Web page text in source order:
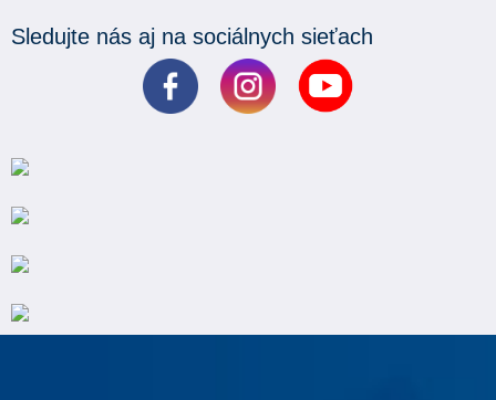
Sledujte nás aj na sociálnych sieťach